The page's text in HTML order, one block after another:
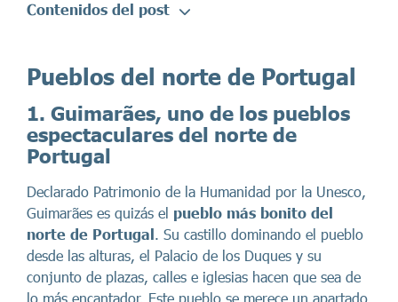
Contenidos del post
Pueblos del norte de Portugal
1. Guimarães, uno de los pueblos
espectaculares del norte de
Portugal
Declarado Patrimonio de la Humanidad por la Unesco,
Guimarães es quizás el pueblo más bonito del
norte de Portugal. Su castillo dominando el pueblo
desde las alturas, el Palacio de los Duques y su
conjunto de plazas, calles e iglesias hacen que sea de
lo más encantador. Este pueblo se merece un apartado